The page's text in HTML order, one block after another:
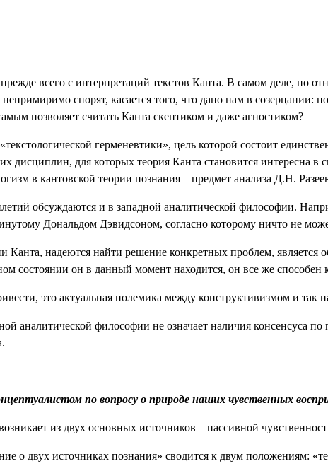
всего с интерпретаций текстов Канта. В самом деле,
спорят, касается того, что дано нам в
позволяет считать Канта скептиком и даже агностиком?
герменевтики», цель которой состоит
дисциплин, для которых теория Канта становится
в кантовской теории познания – предмет анализа Д.Н.
обсуждаются и в западной аналитической философии.
Дональдом Дэвидсоном, согласно которому ничто не
надеются найти решение конкретных проблем,
состоянии он в данный момент находится, он все же
это актуальная полемика между конструктивизмом и
аналитической философии не означает наличия консенсуса
по вопросу о природе наших чувственных
из двух основных источников – пассивной
о двух источниках познания» сводится к двум положениям: